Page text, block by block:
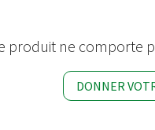
produit ne comporte
DONNER